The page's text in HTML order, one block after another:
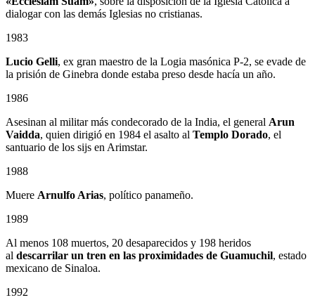
dialogar con las demás Iglesias no cristianas.
1983
Lucio Gelli, ex gran maestro de la Logia masónica P-2, se evade de
la prisión de Ginebra donde estaba preso desde hacía un año.
1986
Asesinan al militar más condecorado de la India, el general Arun
Vaidda, quien dirigió en 1984 el asalto al Templo Dorado, el
santuario de los sijs en Arimstar.
1988
Muere Arnulfo Arias, político panameño.
1989
Al menos 108 muertos, 20 desaparecidos y 198 heridos
al descarrilar un tren en las proximidades de Guamuchil, estado
mexicano de Sinaloa.
1992